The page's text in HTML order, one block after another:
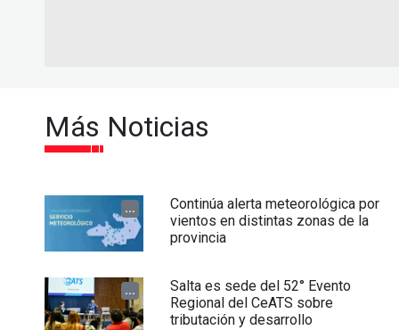
Más Noticias
...
Continúa alerta meteorológica por
vientos en distintas zonas de la
provincia
...
Salta es sede del 52° Evento
Regional del CeATS sobre
tributación y desarrollo